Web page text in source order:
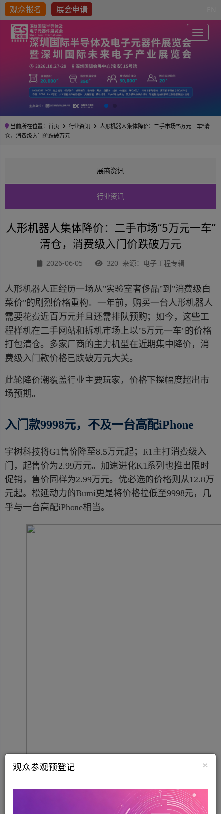
观众报名 展会申请
当前所在位置： 首页 行业资讯
人形机器人集体降价：二手市场“5万元一车”清
仓，消费级入门价跌破万元
展商资讯
行业资讯
人形机器人集体降价：二手市场“5万元一车”
清仓，消费级入门价跌破万元
2026-06-05 320 来源：电子工程专辑
人形机器人正经历一场从"实验室奢侈品"到"消费级白
菜价"的剧烈价格重构。一年前，购买一台人形机器人
需要花费近百万元并且还需排队预购；如今，这些工
程样机在二手网站和拆机市场上以"5万元一车"的价格
打包清仓。多家厂商的主力机型在近期集中降价，消
费级入门款价格已跌破万元大关。
此轮降价潮覆盖行业主要玩家，价格下探幅度超出市
场预期。
入门款9998元，不及一台高配iPhone
宇树科技将G1售价降至8.5万元起；R1主打消费级入
门，起售价为2.99万元。加速进化K1系列也推出限时
促销，售价同样为2.99万元。优必选的价格则从12.8万
元起。松延动力的Bumi更是将价格拉低至9998元，几
乎与一台高配iPhone相当。
×
观众参观预登记